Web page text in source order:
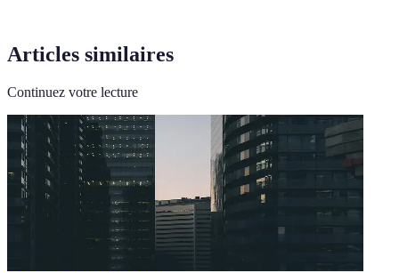
Articles similaires
Continuez votre lecture